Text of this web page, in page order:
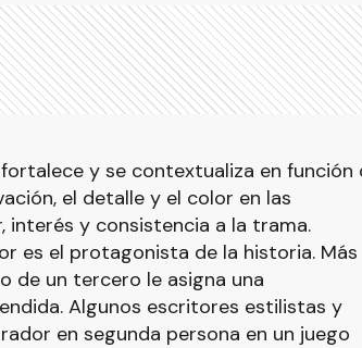
y se contextualiza en función
el detalle y el color en las
interés y consistencia a la trama.
es el protagonista de la historia. Más
de un tercero le asigna una
Algunos escritores estilistas y
en segunda persona en un juego